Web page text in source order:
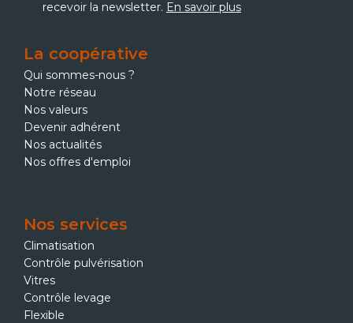
recevoir la newsletter. En savoir plus
La coopérative
Qui sommes-nous ?
Notre réseau
Nos valeurs
Devenir adhérent
Nos actualités
Nos offres d'emploi
Nos services
Climatisation
Contrôle pulvérisation
Vitres
Contrôle levage
Flexible